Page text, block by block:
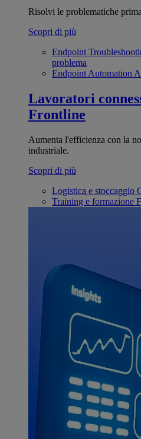
Risolvi le problematiche
Scopri di più
Endpoint
problema
Endpoint Automation
Lavoratori
Frontline
Aumenta l'efficienza con la
industriale.
Scopri di più
Logistica e stoccaggio
Training e formazione